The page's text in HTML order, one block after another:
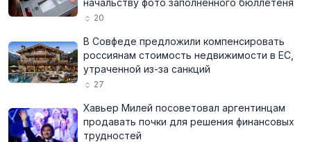
начальству фото заполненного бюллетеня
20
В Совфеде предложили компенсировать
россиянам стоимость недвижимости в ЕС,
утраченной из-за санкций
27
Хавьер Милей посоветовал аргентинцам
продавать почки для решения финансовых
трудностей